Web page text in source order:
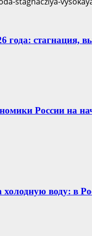
года: стагнация,
России на
холодную воду: в